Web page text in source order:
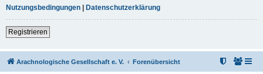
Nutzungsbedingungen | Datenschutzerklärung
Registrieren
Arachnologische Gesellschaft e. V. Forenübersicht